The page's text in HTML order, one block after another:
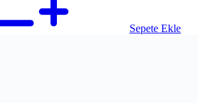
Sepete Ekle